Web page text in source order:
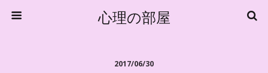
心理の部屋
2017/06/30